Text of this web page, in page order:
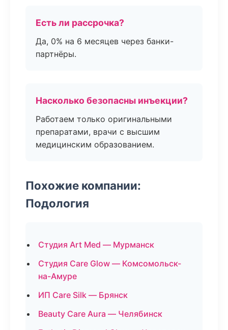
Есть ли рассрочка?
Да, 0% на 6 месяцев через банки-
партнёры.
Насколько безопасны инъекции?
Работаем только оригинальными
препаратами, врачи с высшим
медицинским образованием.
Похожие компании:
Подология
Студия Art Med — Мурманск
Студия Care Glow — Комсомольск-
на-Амуре
ИП Care Silk — Брянск
Beauty Care Aura — Челябинск